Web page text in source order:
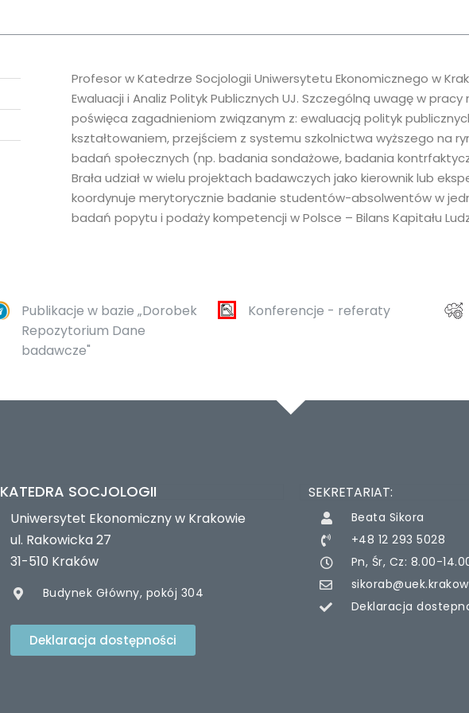
Profesor w Katedrze Socjologii Uniwersytetu Ekonomicznego w
Ewaluacji i Analiz Polityk Publicznych UJ. Szczególną uwagę w
poświęca zagadnieniom związanym z: ewaluacją polityk
kształtowaniem, przejściem z systemu szkolnictwa wyższego na
badań społecznych (np. badania sondażowe, badania
Brała udział w wielu projektach badawczych jako kierownik lub
koordynuje merytorycznie badanie studentów-absolwentów w
badań popytu i podaży kompetencji w Polsce – Bilans Kapitału
Publikacje w bazie „Dorobek
Repozytorium Dane
badawcze"
Konferencje - referaty
KATEDRA SOCJOLOGII
Uniwersytet Ekonomiczny w Krakowie
ul. Rakowicka 27
31-510 Kraków
Budynek Główny, pokój 304
Deklaracja dostępności
SEKRETARIAT:
Beata Sikora
+48 12 293 5028
Pn, Śr, Cz: 8.00-
Deklaracja